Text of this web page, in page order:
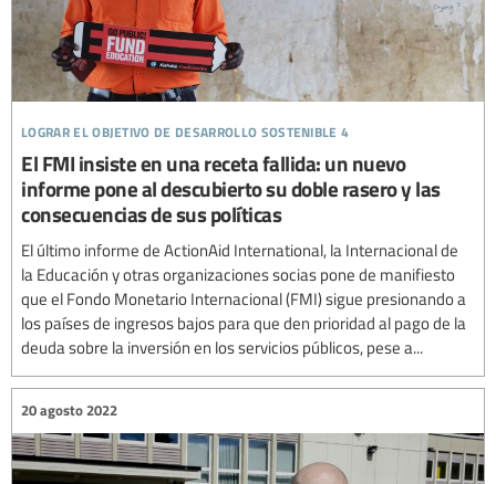
lograr el objetivo de desarrollo sostenible 4
El FMI insiste en una receta fallida: un nuevo
informe pone al descubierto su doble rasero y las
consecuencias de sus políticas
El último informe de ActionAid International, la Internacional de
la Educación y otras organizaciones socias pone de manifiesto
que el Fondo Monetario Internacional (FMI) sigue presionando a
los países de ingresos bajos para que den prioridad al pago de la
deuda sobre la inversión en los servicios públicos, pese a...
20 agosto 2022